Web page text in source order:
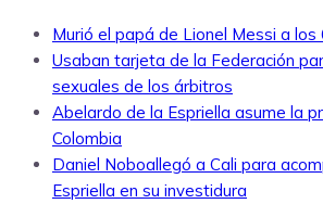
Murió el papá de Lionel Messi a
Usaban tarjeta de la Federación
sexuales de los árbitros
Abelardo de la Espriella asume la
Colombia
Daniel Noboallegó a Cali para
Espriella en su investidura